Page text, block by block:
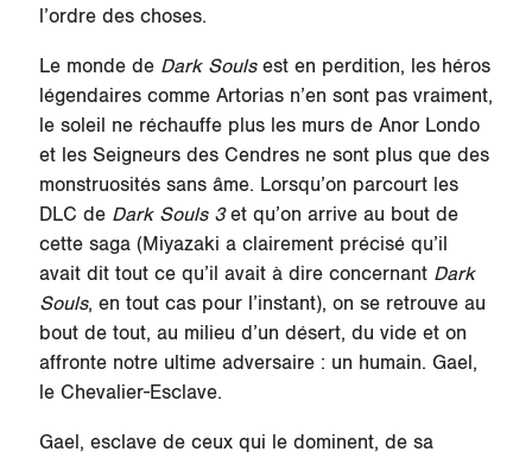
l’ordre des choses.
Le monde de Dark Soulsest en perdition, les héros
légendaires comme Artorias n’en sont pas vraiment,
le soleil ne réchauffe plus les murs de Anor Londo
et les Seigneurs des Cendres ne sont plus que des
monstruosités sans âme. Lorsqu’on parcourt les
DLC de Dark Souls 3et qu’on arrive au bout de
cette saga (Miyazaki a clairement précisé qu’il
avait dit tout ce qu’il avait à dire concernant Dark
Souls, en tout cas pour l’instant), on se retrouve au
bout de tout, au milieu d’un désert, du vide et on
affronte notre ultime adversaire : un humain. Gael,
le Chevalier-Esclave.
Gael, esclave de ceux qui le dominent, de sa